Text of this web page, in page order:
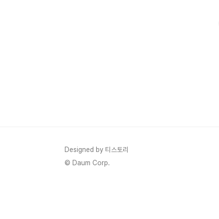
Designed by 티스토리
© Daum Corp.